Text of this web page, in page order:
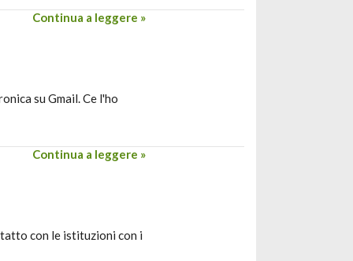
Continua a leggere »
su Gmail. Ce l'ho
Continua a leggere »
con le istituzioni con i